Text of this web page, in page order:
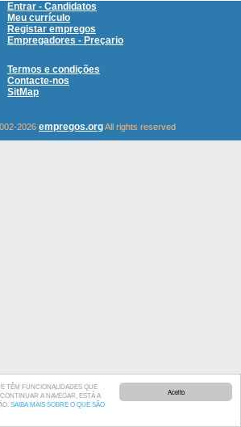
Aceito
TÊM FUNCIONALIDADES QUE
A NAVEGAR, ESTÁ A
SAIBA MAIS SOBRE O QUE SÃO
Entrar - Candidatos
Meu currículo
Registar empregos
Empregadores - Preçario
Termos e condições
Contacte-nos
SitMap
2026 empregos.orgAll rights reserved